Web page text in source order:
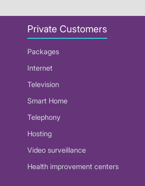
Private Customers
Packages
Internet
Television
Smart Home
Telephony
Hosting
Video surveillance
Health improvement centers